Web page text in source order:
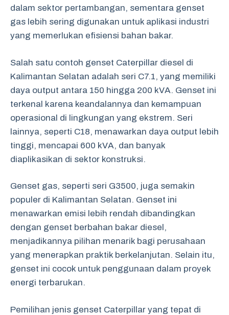
dalam sektor pertambangan, sementara genset
gas lebih sering digunakan untuk aplikasi industri
yang memerlukan efisiensi bahan bakar.
Salah satu contoh genset Caterpillar diesel di
Kalimantan Selatan adalah seri C7.1, yang memiliki
daya output antara 150 hingga 200 kVA. Genset ini
terkenal karena keandalannya dan kemampuan
operasional di lingkungan yang ekstrem. Seri
lainnya, seperti C18, menawarkan daya output lebih
tinggi, mencapai 600 kVA, dan banyak
diaplikasikan di sektor konstruksi.
Genset gas, seperti seri G3500, juga semakin
populer di Kalimantan Selatan. Genset ini
menawarkan emisi lebih rendah dibandingkan
dengan genset berbahan bakar diesel,
menjadikannya pilihan menarik bagi perusahaan
yang menerapkan praktik berkelanjutan. Selain itu,
genset ini cocok untuk penggunaan dalam proyek
energi terbarukan.
Pemilihan jenis genset Caterpillar yang tepat di